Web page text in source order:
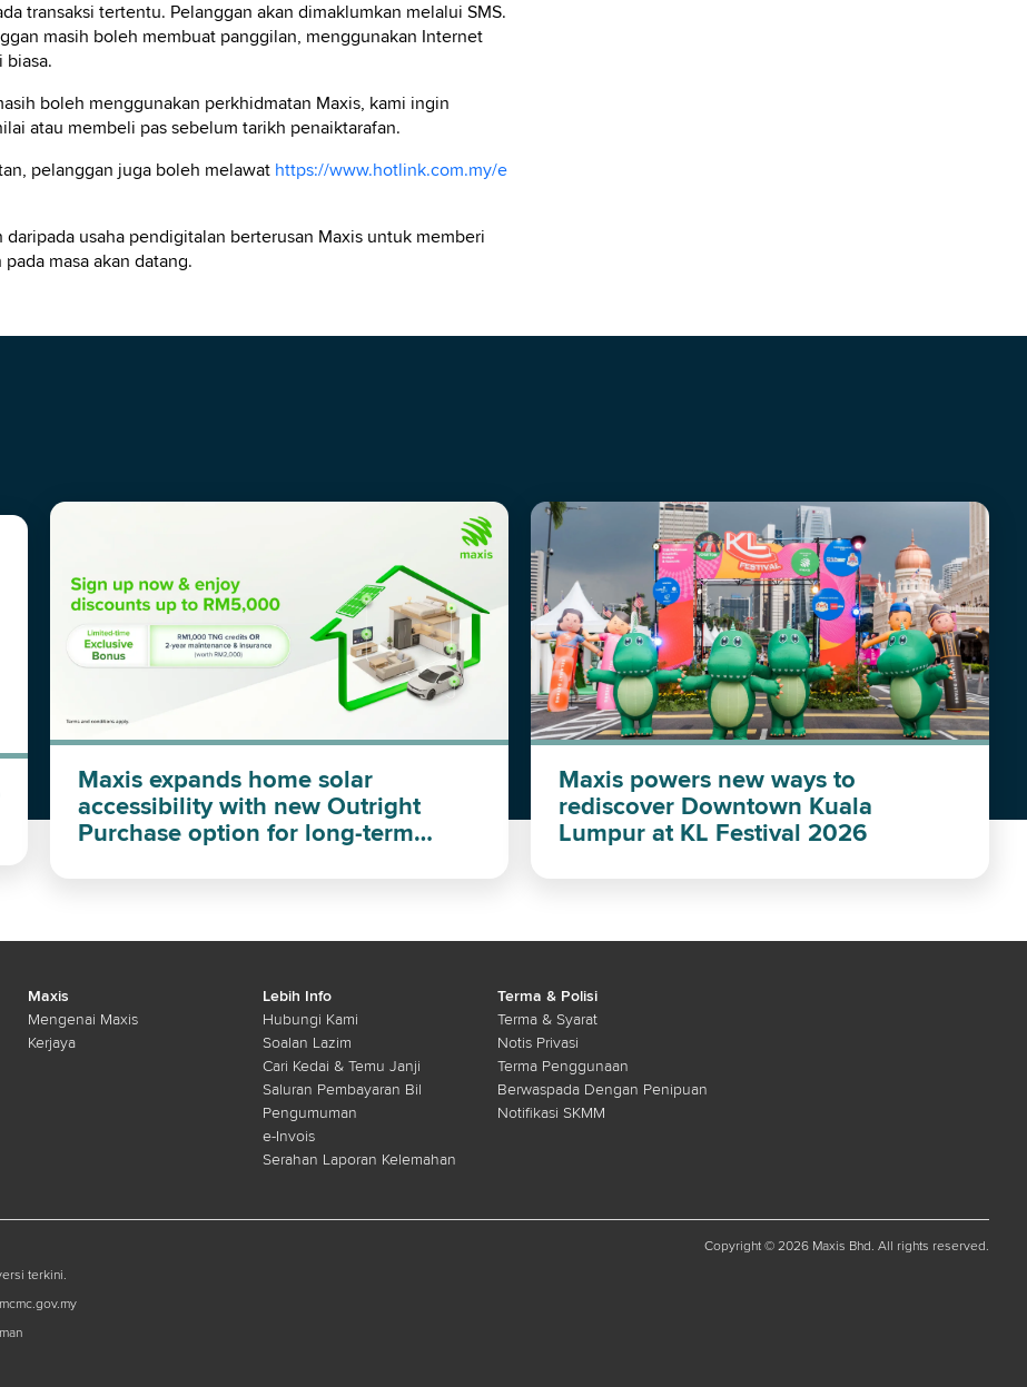
transaksi tertentu. Pelanggan akan dimaklumkan melalui SMS.
masih boleh membuat panggilan, menggunakan Internet
biasa.
boleh menggunakan perkhidmatan Maxis, kami ingin
atau membeli pas sebelum tarikh penaiktarafan.
pelanggan juga boleh melawat https://www.hotlink.com.my/e
usaha pendigitalan berterusan Maxis untuk memberi
masa akan datang.
Maxis expands home solar
accessibility with new Outright
Purchase option for long-term
Maxis powers new ways to
rediscover Downtown Kuala
Lumpur at KL Festival 2026
Maxis
Mengenai Maxis
Kerjaya
Lebih Info
Hubungi Kami
Soalan Lazim
Cari Kedai & Temu Janji
Saluran Pembayaran Bil
Pengumuman
e-Invois
Serahan Laporan Kelemahan
Terma & Polisi
Terma & Syarat
Notis Privasi
Terma Penggunaan
Berwaspada Dengan Penipuan
Notifikasi SKMM
terkini.
Copyright © 2026 Maxis Bhd. All rights reserved.